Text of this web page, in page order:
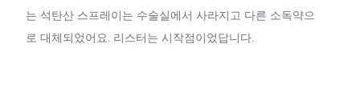
는 석탄산 스프레이는 수술실에서 사라지고 다른 소독약으
로 대체되었어요. 리스터는 시작점이었답니다.